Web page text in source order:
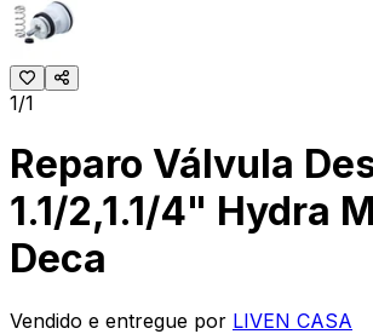
1/1
Reparo Válvula
1.1/2,1.1/4" Hydra
Deca
Vendido e entregue por LIVEN CASA